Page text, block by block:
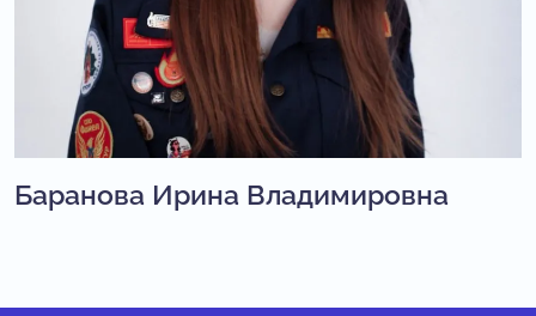
Баранова Ирина Владимировна